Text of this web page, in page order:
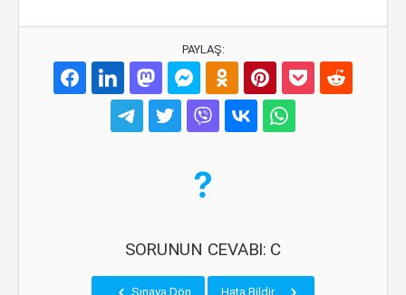
PAYLAŞ:
SORUNUN CEVABI: C
Sınava Dön Hata Bildir